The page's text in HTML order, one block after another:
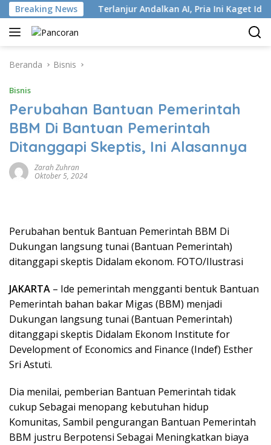
Langsung
ke
konten
Breaking News
ISP Terlanjur Andalkan AI, Pria Ini Kaget Idap
Beranda Bisnis
Bisnis
Perubahan Bantuan Pemerintah
BBM Di Bantuan Pemerintah
Ditanggapi Skeptis, Ini Alasannya
Zarah Zuhran
Oktober 5, 2024
Perubahan bentuk Bantuan Pemerintah BBM Di
Dukungan langsung tunai (Bantuan Pemerintah)
ditanggapi skeptis Didalam ekonom. FOTO/Ilustrasi
JAKARTA – Ide pemerintah mengganti bentuk Bantuan
Pemerintah bahan bakar Migas (BBM) menjadi
Dukungan langsung tunai (Bantuan Pemerintah)
ditanggapi skeptis Didalam Ekonom Institute for
Development of Economics and Finance (Indef) Esther
Sri Astuti.
Dia menilai, pemberian Bantuan Pemerintah tidak
cukup Sebagai menopang kebutuhan hidup
Komunitas, Sambil pengurangan Bantuan Pemerintah
BBM justru Berpotensi Sebagai Meningkatkan biaya